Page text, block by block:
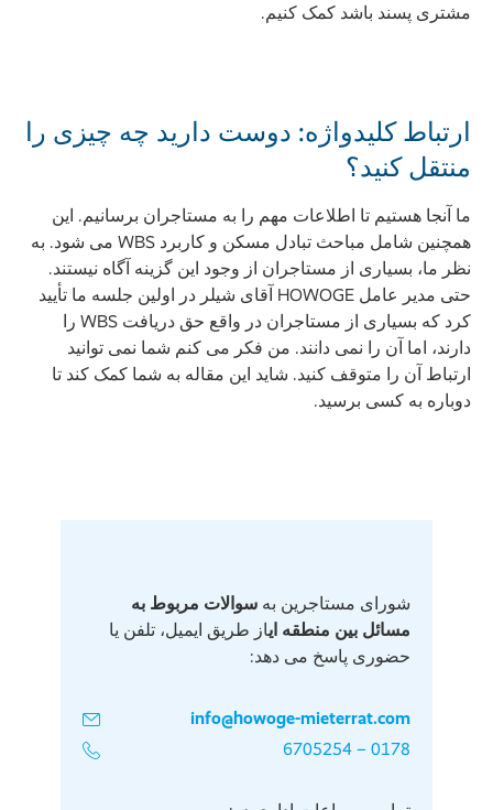
مشتری پسند باشد کمک کنیم.
ارتباط کلیدواژه: دوست دارید چه چیزی را
منتقل کنید؟
ما آنجا هستیم تا اطلاعات مهم را به مستاجران برسانیم. این
همچنین شامل مباحث تبادل مسکن و کاربرد WBS می شود. به
نظر ما، بسیاری از مستاجران از وجود این گزینه آگاه نیستند.
حتی مدیر عامل HOWOGE آقای شیلر در اولین جلسه ما تأیید
کرد که بسیاری از مستاجران در واقع حق دریافت WBS را
دارند، اما آن را نمی دانند. من فکر می کنم شما نمی توانید
ارتباط آن را متوقف کنید. شاید این مقاله به شما کمک کند تا
دوباره به کسی برسید.
شورای مستاجرین بهسوالات مربوط به
مسائل بین منطقه ایاز طریق ایمیل، تلفن یا
حضوری پاسخ می دهد:
info@howoge-mieterrat.com
0178 – 6705254